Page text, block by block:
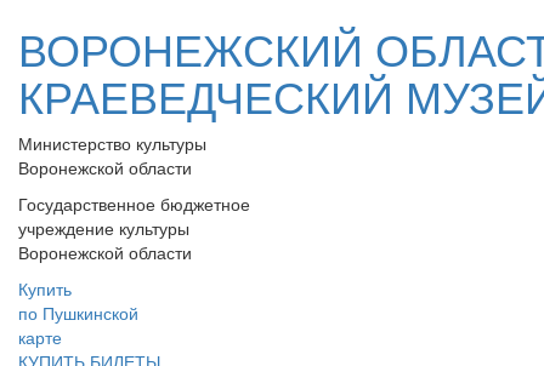
ВОРОНЕЖСКИЙ
КРАЕВЕДЧЕСКИЙ
Министерство культуры
Воронежской области
Государственное бюджетное
учреждение культуры
Воронежской области
Купить
по Пушкинской
карте
КУПИТЬ БИЛЕТЫ